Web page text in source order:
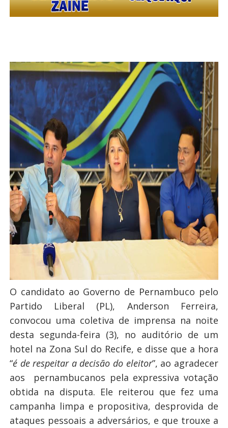
O candidato ao Governo de Pernambuco pelo
Partido Liberal (PL), Anderson Ferreira,
convocou uma coletiva de imprensa na noite
desta segunda-feira (3), no auditório de um
hotel na Zona Sul do Recife, e disse que a hora
“é de respeitar a decisão do eleitor”, ao agradecer
aos pernambucanos pela expressiva votação
obtida na disputa. Ele reiterou que fez uma
campanha limpa e propositiva, desprovida de
ataques pessoais a adversários, e que trouxe a